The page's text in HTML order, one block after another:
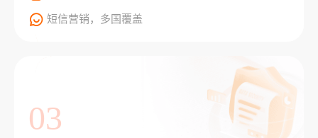
短信营销，多国覆盖
03